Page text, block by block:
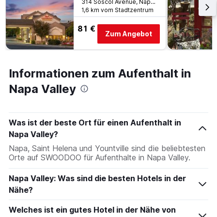
314 Soscol Avenue, Napa, CA, USA
1,6 km vom Stadtzentrum
81 €
Zum Angebot
Informationen zum Aufenthalt in
Napa Valley
Was ist der beste Ort für einen Aufenthalt in
Napa Valley?
Napa, Saint Helena und Yountville sind die beliebtesten
Orte auf SWOODOO für Aufenthalte in Napa Valley.
Napa Valley: Was sind die besten Hotels in der
Nähe?
Welches ist ein gutes Hotel in der Nähe von